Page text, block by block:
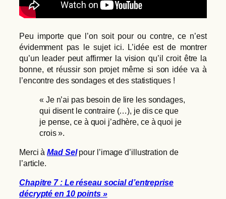
Peu importe que l’on soit pour ou contre, ce n’est
évidemment pas le sujet ici. L’idée est de montrer
qu’un leader peut affirmer la vision qu’il croit être la
bonne, et réussir son projet même si son idée va à
l’encontre des sondages et des statistiques !
« Je n’ai pas besoin de lire les sondages,
qui disent le contraire (…), je dis ce que
je pense, ce à quoi j’adhère, ce à quoi je
crois ».
Merci àMad Selpour l’image d’illustration de
l’article.
Chapitre 7 : Le réseau social d’entreprise
décrypté en 10 points »